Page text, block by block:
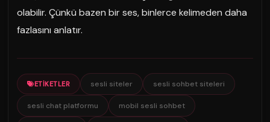
olabilir. Çünkü bazen bir ses, binlerce kelimeden daha
fazlasını anlatır.
ETIKETLER sesli siteler sesli sohbet siteleri
sesli chat platformu mobil sesli sohbet